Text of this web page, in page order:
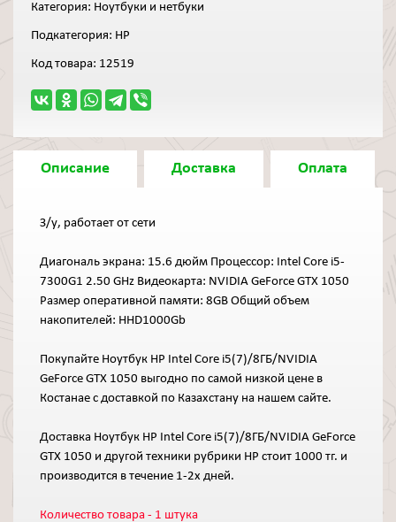
Категория: Ноутбуки и нетбуки
Подкатегория: HP
Код товара: 12519
Описание Доставка Оплата
З/у, работает от сети
Диагональ экрана: 15.6 дюйм Процессор: Intel Core i5-
7300G1 2.50 GHz Видеокарта: NVIDIA GeForce GTX 1050
Размер оперативной памяти: 8GB Общий объем
накопителей: HHD1000Gb
Покупайте Ноутбук HP Intel Core i5(7)/8ГБ/NVIDIA
GeForce GTX 1050 выгодно по самой низкой цене в
Костанае с доставкой по Казахстану на нашем сайте.
Доставка Ноутбук HP Intel Core i5(7)/8ГБ/NVIDIA GeForce
GTX 1050 и другой техники рубрики HP стоит 1000 тг. и
производится в течение 1-2х дней.
Количество товара - 1 штука